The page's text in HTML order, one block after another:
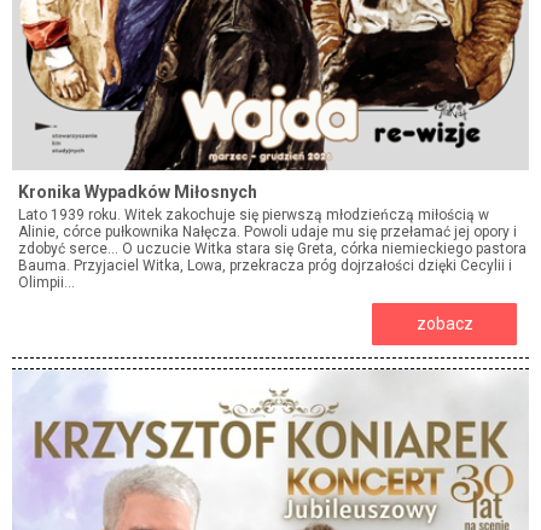
Kronika Wypadków Miłosnych
Lato 1939 roku. Witek zakochuje się pierwszą młodzieńczą miłością w
Alinie, córce pułkownika Nałęcza. Powoli udaje mu się przełamać jej opory i
zdobyć serce... O uczucie Witka stara się Greta, córka niemieckiego pastora
Bauma. Przyjaciel Witka, Lowa, przekracza próg dojrzałości dzięki Cecylii i
Olimpii...
zobacz